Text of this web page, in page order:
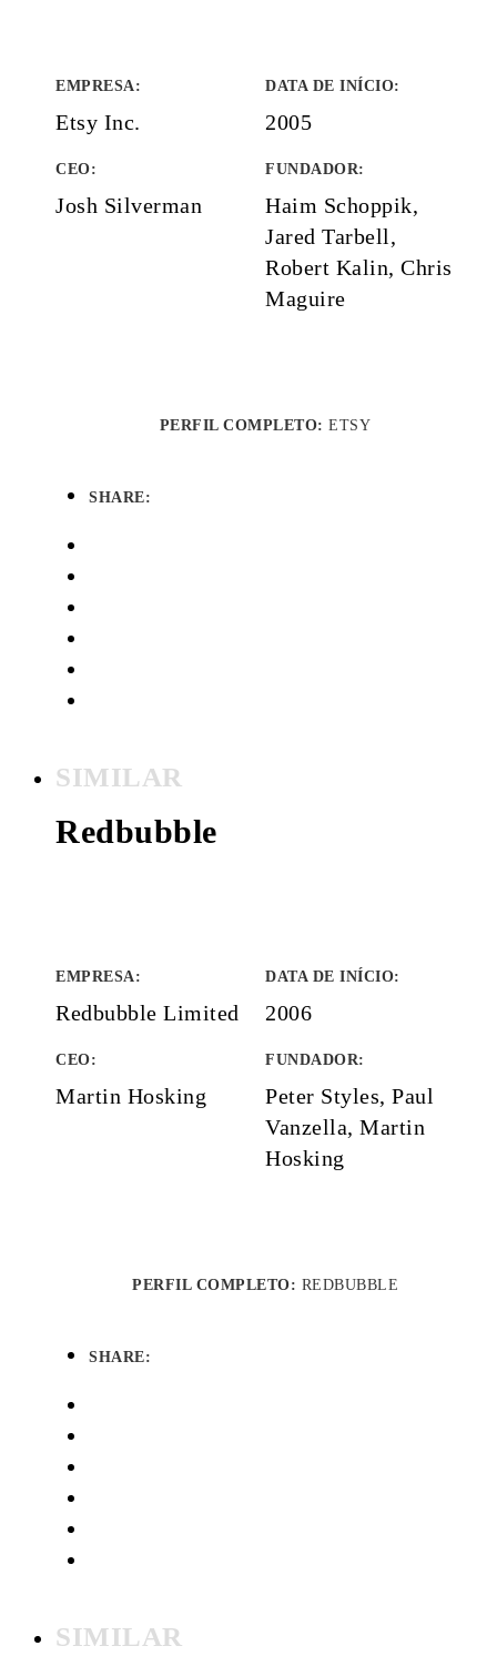
EMPRESA:
Etsy Inc.
DATA DE INÍCIO:
2005
CEO:
Josh Silverman
FUNDADOR:
Haim Schoppik,
Jared Tarbell,
Robert Kalin, Chris
Maguire
PERFIL COMPLETO:ETSY
SHARE:
SIMILAR
Redbubble
EMPRESA:
Redbubble Limited
DATA DE INÍCIO:
2006
CEO:
Martin Hosking
FUNDADOR:
Peter Styles, Paul
Vanzella, Martin
Hosking
PERFIL COMPLETO: REDBUBBLE
SHARE:
SIMILAR